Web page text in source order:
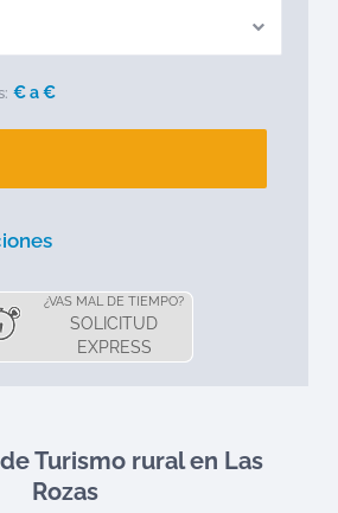
€ a€
¿VAS MAL DE TIEMPO?
SOLICITUD
EXPRESS
Turismo rural en Las
Rozas